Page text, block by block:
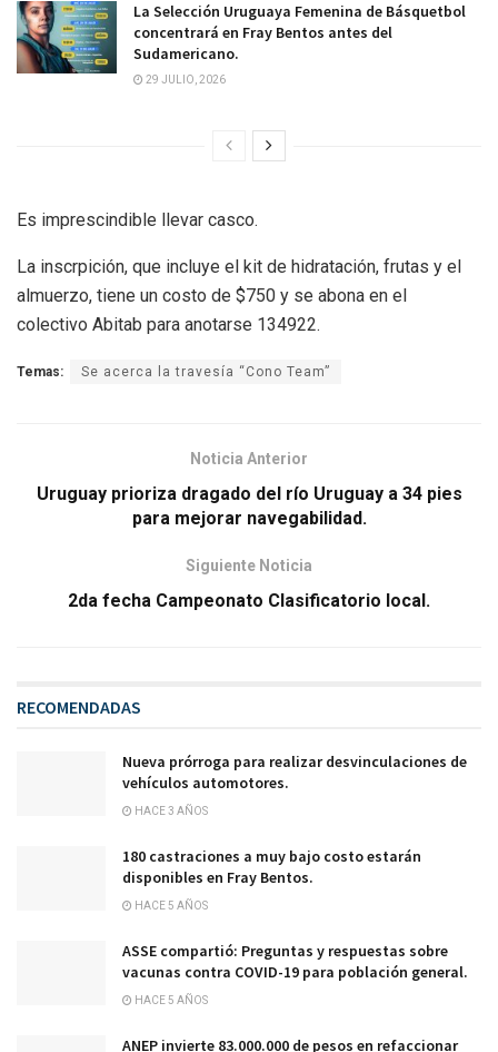
La Selección Uruguaya Femenina de Básquetbol
concentrará en Fray Bentos antes del
Sudamericano.
29 JULIO, 2026
Es imprescindible llevar casco.
La inscrpición, que incluye el kit de hidratación, frutas y el
almuerzo, tiene un costo de $750 y se abona en el
colectivo Abitab para anotarse 134922.
Temas: Se acerca la travesía “Cono Team”
Noticia Anterior
Uruguay prioriza dragado del río Uruguay a 34 pies
para mejorar navegabilidad.
Siguiente Noticia
2da fecha Campeonato Clasificatorio local.
RECOMENDADAS
Nueva prórroga para realizar desvinculaciones de
vehículos automotores.
HACE 3 AÑOS
180 castraciones a muy bajo costo estarán
disponibles en Fray Bentos.
HACE 5 AÑOS
ASSE compartió: Preguntas y respuestas sobre
vacunas contra COVID-19 para población general.
HACE 5 AÑOS
ANEP invierte 83.000.000 de pesos en refaccionar